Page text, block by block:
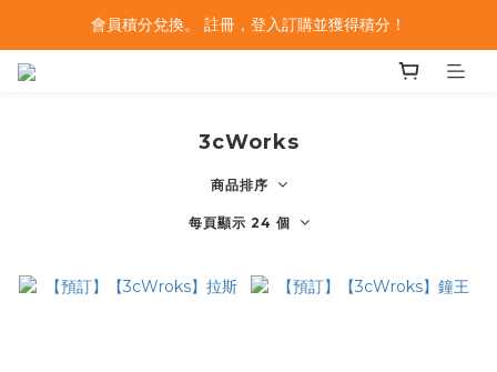
會員積分兌換。 註冊，登入訂購並獲得積分！
3cWorks
商品排序
每頁顯示 24 個